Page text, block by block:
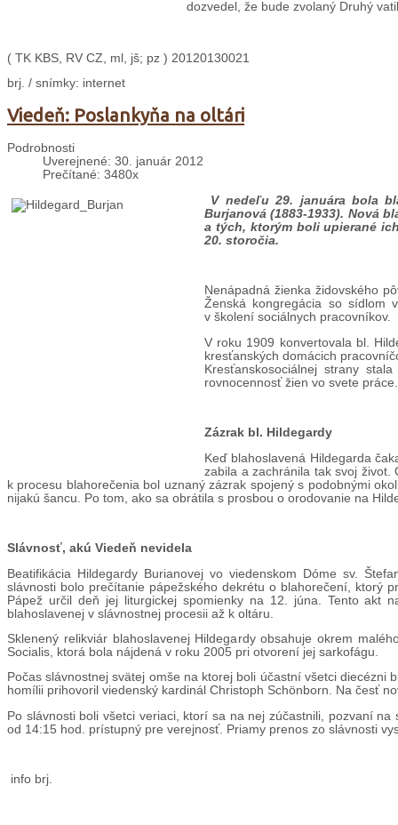
dozvedel, že bude zvolaný Druhý
( TK KBS, RV CZ, ml, jš; pz ) 20120130021
brj. / snímky: internet
Viedeň: Poslankyňa na oltári
Podrobnosti
Uverejnené: 30. január 2012
Prečítané: 3480x
V nedeľu 29. januára bola
Burjanová (1883-1933). Nová
a tých, ktorým boli upierané
20. storočia.
Nenápadná žienka židovského
Ženská kongregácia so sídlom
v školení sociálnych pracovníkov.
V roku 1909 konvertovala bl.
kresťanských domácich
Kresťanskosociálnej strany
rovnocennosť žien vo svete práce.
Zázrak bl. Hildegardy
Keď blahoslavená Hildegarda
zabila a zachránila tak svoj život.
k procesu blahorečenia bol uznaný zázrak spojený s podobnými
nijakú šancu. Po tom, ako sa obrátila s prosbou o orodovanie na
Slávnosť, akú Viedeň nevidela
Beatifikácia Hildegardy Burianovej vo viedenskom Dóme sv.
slávnosti bolo prečítanie pápežského dekrétu o blahorečení, ktorý
Pápež určil deň jej liturgickej spomienky na 12. júna. Tento akt
blahoslavenej v slávnostnej procesii až k oltáru.
Sklenený relikviár blahoslavenej Hildegardy obsahuje okrem
Socialis, ktorá bola nájdená v roku 2005 pri otvorení jej sarkofágu.
Počas slávnostnej svätej omše na ktorej boli účastní všetci
homílii prihovoril viedenský kardinál Christoph Schönborn. Na česť
Po slávnosti boli všetci veriaci, ktorí sa na nej zúčastnili, pozvaní
od 14:15 hod. prístupný pre verejnosť. Priamy prenos zo slávnosti
info brj.